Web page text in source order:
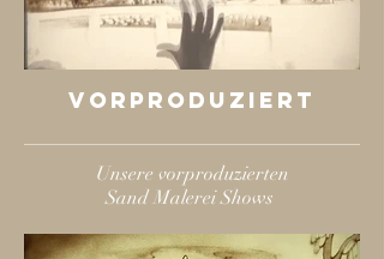
vorproduziert
Unsere vorproduzierten
Sand Malerei Shows